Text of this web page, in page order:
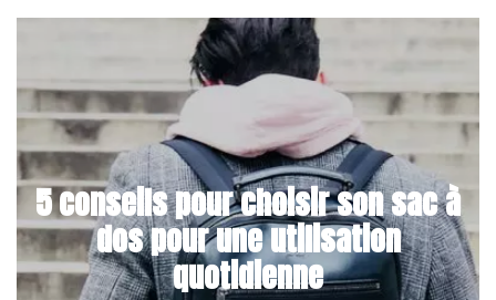
5 conseils pour choisir son sac à
dos pour une utilisation
quotidienne